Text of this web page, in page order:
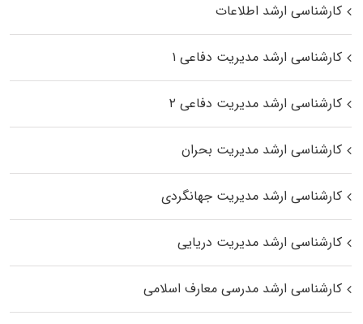
کارشناسی ارشد اطلاعات
کارشناسی ارشد مدیریت دفاعی ۱
کارشناسی ارشد مدیریت دفاعی ۲
کارشناسی ارشد مدیریت بحران
کارشناسی ارشد مدیریت جهانگردی
کارشناسی ارشد مدیریت دریایی
کارشناسی ارشد مدرسی معارف اسلامی